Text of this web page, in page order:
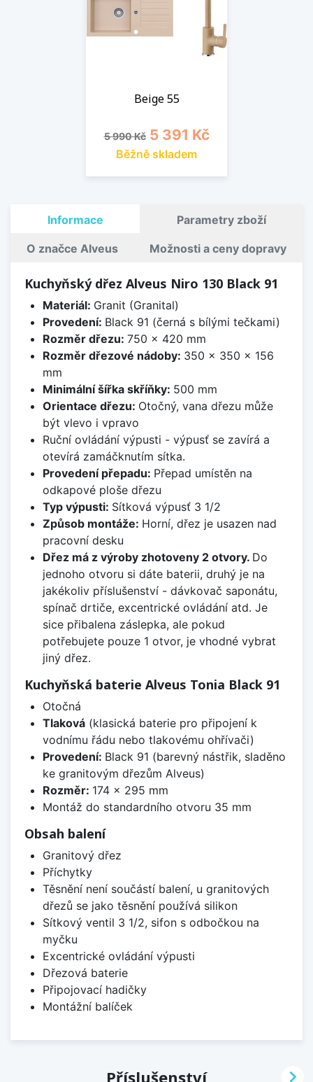
Beige 55
Běžná cena
5 990 Kč Cena
5 391 Kč
Běžně skladem
Informace Parametry zboží
O značce Alveus Možnosti a ceny dopravy
Kuchyňský dřez Alveus Niro 130 Black 91
Materiál: Granit (Granital)
Provedení: Black 91 (černá s bílými tečkami)
Rozměr dřezu: 750 x 420 mm
Rozměr dřezové nádoby: 350 x 350 x 156
mm
Minimální šířka skříňky: 500 mm
Orientace dřezu: Otočný, vana dřezu může
být vlevo i vpravo
Ruční ovládání výpusti - výpusť se zavírá a
otevírá zamáčknutím sítka.
Provedení přepadu: Přepad umístěn na
odkapové ploše dřezu
Typ výpusti: Sítková výpusť 3 1/2
Způsob montáže: Horní, dřez je usazen nad
pracovní desku
Dřez má z výroby zhotoveny 2 otvory. Do
jednoho otvoru si dáte baterii, druhý je na
jakékoliv příslušenství - dávkovač saponátu,
spínač drtiče, excentrické ovládání atd. Je
sice přibalena záslepka, ale pokud
potřebujete pouze 1 otvor, je vhodné vybrat
jiný dřez.
Kuchyňská baterie Alveus Tonia Black 91
Otočná
Tlaková(klasická baterie pro připojení k
vodnímu řádu nebo tlakovému ohřívači)
Provedení: Black 91 (barevný nástřik, sladěno
ke granitovým dřezům Alveus)
Rozměr: 174 x 295 mm
Montáž do standardního otvoru 35 mm
Obsah balení
Granitový dřez
Příchytky
Těsnění není součástí balení, u granitových
dřezů se jako těsnění používá silikon
Sítkový ventil 3 1/2, sifon s odbočkou na
myčku
Excentrické ovládání výpusti
Dřezová baterie
Připojovací hadičky
Montážní balíček
Příslušenství 